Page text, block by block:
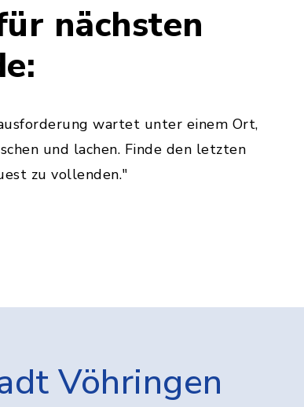
nächsten
wartet unter einem Ort,
und lachen. Finde den letzten
zu vollenden."
Vöhringen